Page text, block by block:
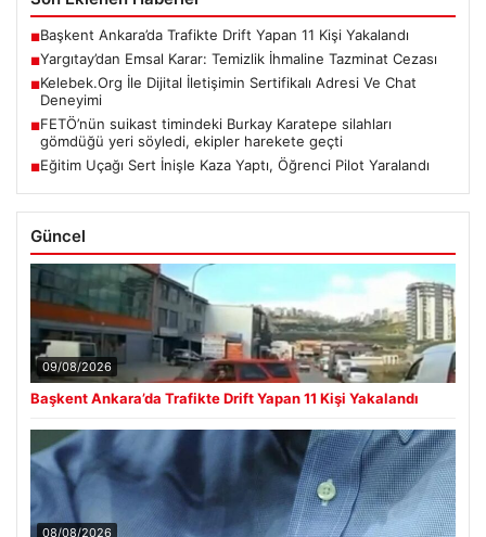
Son Eklenen Haberler
Başkent Ankara’da Trafikte Drift Yapan 11 Kişi Yakalandı
Yargıtay’dan Emsal Karar: Temizlik İhmaline Tazminat Cezası
■Kelebek.Org İle Dijital İletişimin Sertifikalı Adresi Ve Chat
Deneyimi
Eğitim Uçağı Sert İnişle Kaza Yaptı, Öğrenci Pilot Yaralandı
Güncel
09/08/2026
Başkent Ankara’da Trafikte Drift Yapan 11 Kişi Yakalandı